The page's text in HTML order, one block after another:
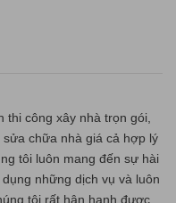
thi công xây nhà trọn gói,
chữa nhà giá cả hợp lý
tôi luôn mang đến sự hài
những dịch vụ và luôn
tôi rất hân hạnh được